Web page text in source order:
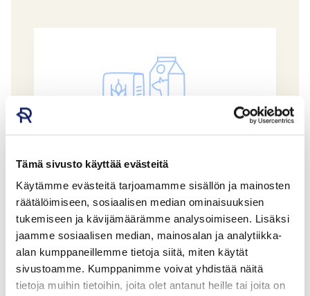
Tämä sivusto käyttää evästeitä
Käytämme evästeitä tarjoamamme sisällön ja mainosten
räätälöimiseen, sosiaalisen median ominaisuuksien
tukemiseen ja kävijämäärämme analysoimiseen. Lisäksi
jaamme sosiaalisen median, mainosalan ja analytiikka-
alan kumppaneillemme tietoja siitä, miten käytät
sivustoamme. Kumppanimme voivat yhdistää näitä
tietoja muihin tietoihin, joita olet antanut heille tai joita on
Lupiinirouhe
MAATALOUSYHTYMÄ KOIVUNALHO